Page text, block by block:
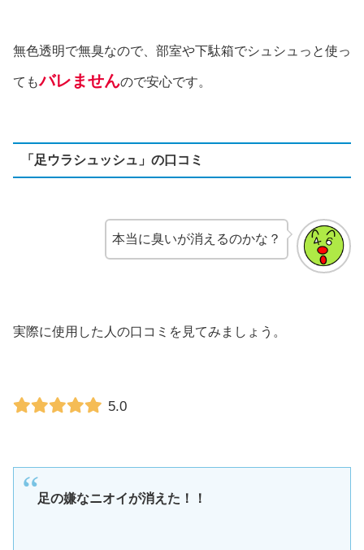
無色透明で無臭なので、部室や下駄箱でシュシュっと使っ
てもバレませんので安心です。
「足ウラシュッシュ」の口コミ
本当に臭いが消えるのかな？
実際に使用した人の口コミを見てみましょう。
5.0
足の嫌なニオイが消えた！！